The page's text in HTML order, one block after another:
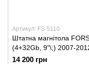
Артикул: FS-5110
Штатна магнітола
(4+32Gb, 9"\;) 2007-
14 200 грн